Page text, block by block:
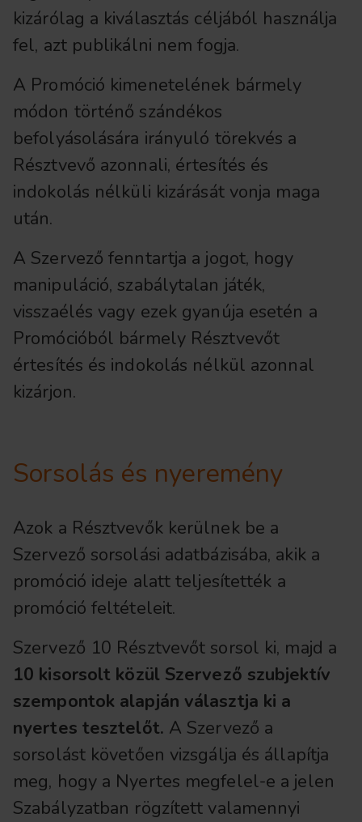
kizárólag a kiválasztás céljából használja
fel, azt publikálni nem fogja.
A Promóció kimenetelének bármely
módon történő szándékos
befolyásolására irányuló törekvés a
Résztvevő azonnali, értesítés és
indokolás nélküli kizárását vonja maga
után.
A Szervező fenntartja a jogot, hogy
manipuláció, szabálytalan játék,
visszaélés vagy ezek gyanúja esetén a
Promócióból bármely Résztvevőt
értesítés és indokolás nélkül azonnal
kizárjon.
Sorsolás és nyeremény
Azok a Résztvevők kerülnek be a
Szervező sorsolási adatbázisába, akik a
promóció ideje alatt teljesítették a
promóció feltételeit.
Szervező 10 Résztvevőt sorsol ki, majd a
10 kisorsolt közül Szervező szubjektív
szempontok alapján választja ki a
nyertes tesztelőt. A Szervező a
sorsolást követően vizsgálja és állapítja
meg, hogy a Nyertes megfelel-e a jelen
Szabályzatban rögzített valamennyi